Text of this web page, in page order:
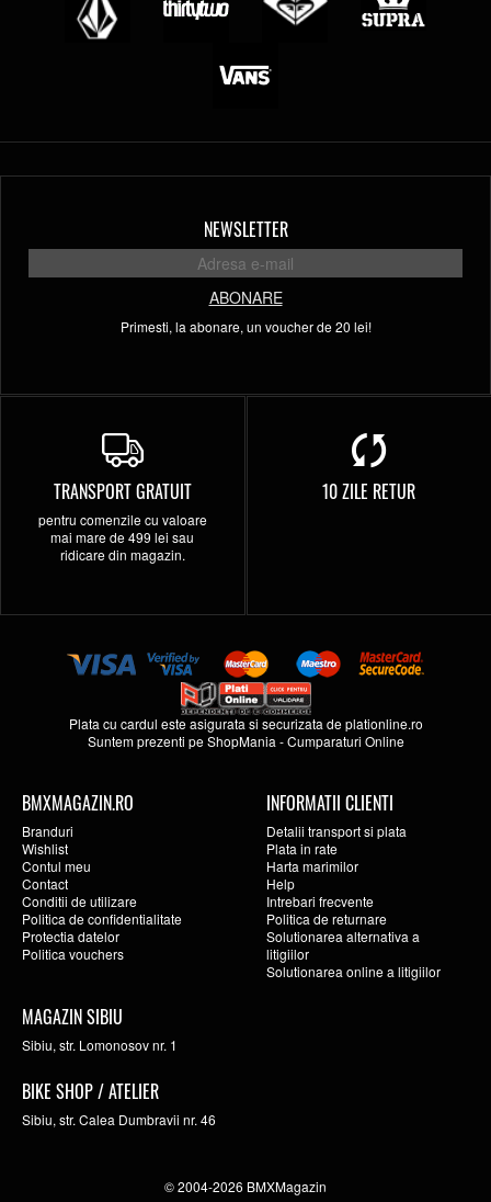
NEWSLETTER
ABONARE
Primesti, la abonare, un voucher de 20 lei!
TRANSPORT GRATUIT
pentru comenzile cu valoare
mai mare de 499 lei sau
ridicare din magazin.
10 ZILE RETUR
Plata cu cardul este asigurata si securizata deplationline.ro
Suntem prezenti peShopMania -Cumparaturi Online
BMXMAGAZIN.RO
Branduri
Wishlist
Contul meu
Contact
Conditii de utilizare
Politica de confidentialitate
Protectia datelor
Politica vouchers
INFORMATII CLIENTI
Detalii transport si plata
Plata in rate
Harta marimilor
Help
Intrebari frecvente
Politica de returnare
Solutionarea alternativa a
litigiilor
Solutionarea online a litigiilor
MAGAZIN SIBIU
Sibiu, str. Lomonosov nr. 1
BIKE SHOP / ATELIER
Sibiu, str. Calea Dumbravii nr. 46
© 2004-2026 BMXMagazin